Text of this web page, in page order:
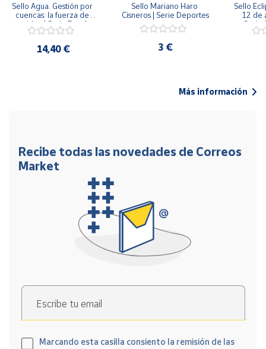
Sello Agua. Gestión por
cuencas: la fuerza de
una idea.| Serie España
ES| Pliego Premium
14,40 €
Sello Mariano Haro
Cisneros | Serie Deportes
3 €
Sello
12 de
Serie
Más información
Recibe todas las novedades de Correos
Market
Escribe tu email
Marcando esta casilla consiento la remisión de las